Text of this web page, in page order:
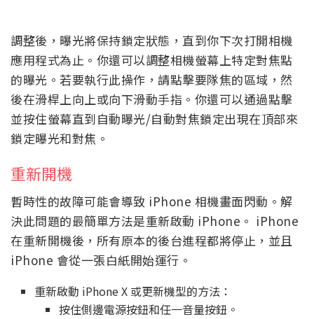
調整後，曝光將保持鎖定狀態，直到你下次打開相機
應用程式為止。你還可以調整相機螢幕上特定對焦點
的曝光。若要執行此操作，請點擊要隊焦的區域，然
後在滑桿上向上或向下滑動手指。你還可以通過點擊
並按住螢幕直到自動曝光/自動對焦鎖定出現在頂部來
鎖定曝光和對焦。
重新開機
暫時性的故障可能會導致 iPhone 相機畫面閃動。解
決此問題的最簡單方法是重新啟動 iPhone。 iPhone
在重新開機後，所有原本的後台進程都將停止，並且
iPhone 會從一張白紙開始運行。
重新啟動 iPhone X 或更新機型的方法：
按住側邊電源按鈕和任一音量按鈕。